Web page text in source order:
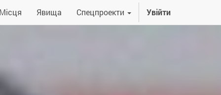
Явища Спецпроекти Увійти